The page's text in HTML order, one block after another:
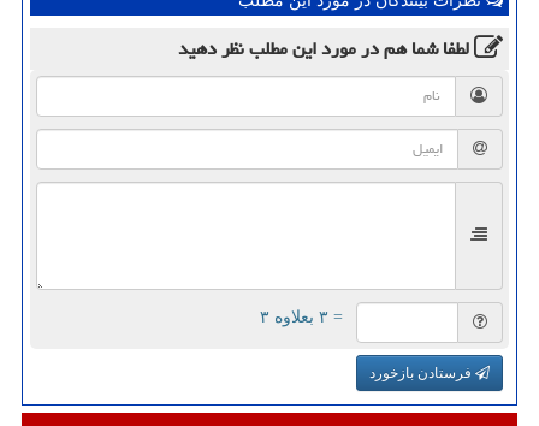
لطفا شما همدر مورد این مطلبنظر دهید
= ۳ بعلاوه ۳
فرستادن بازخورد